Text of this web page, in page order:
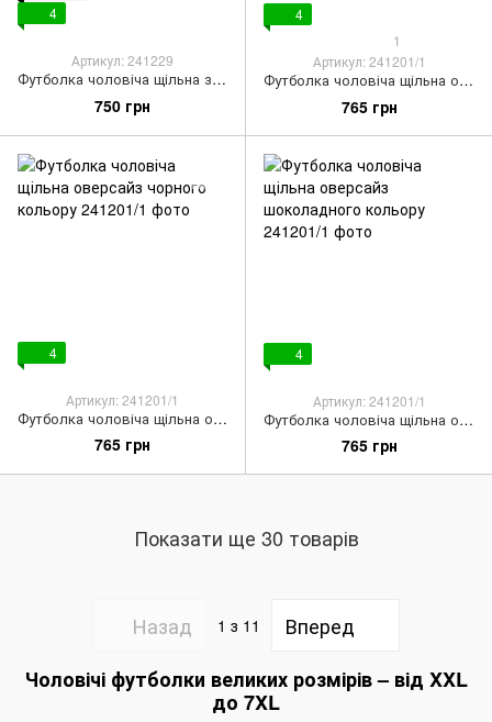
4
Артикул: 241229
Футболка чоловіча щільна з рукавом реглан темно-сірого кольору
750 грн
4
1
Артикул: 241201/1
Футболка чоловіча щільна оверсайз білого кольору
765 грн
4
Артикул: 241201/1
Футболка чоловіча щільна оверсайз чорного кольору
765 грн
4
Артикул: 241201/1
Футболка чоловіча щільна оверсайз шоколадного кольору
765 грн
Показати ще 30 товарів
Назад 1 з 11
Вперед
Чоловічі футболки великих розмірів – від XXL
до 7XL